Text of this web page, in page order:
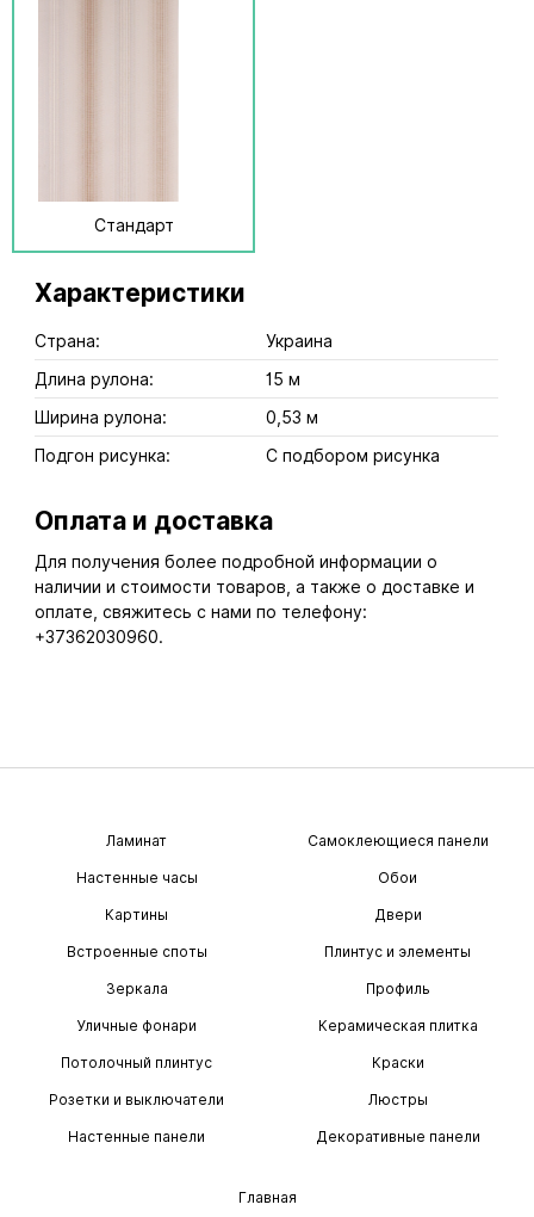
Стандарт
Характеристики
Страна:
Украина
Длина рулона:
15 м
Ширина рулона:
0,53 м
Подгон рисунка:
С подбором рисунка
Оплата и доставка
Для получения более подробной информации о
наличии и стоимости товаров, а также о доставке и
оплате, свяжитесь с нами по телефону:
+37362030960.
Ламинат
Настенные часы
Картины
Встроенные споты
Зеркала
Уличные фонари
Потолочный плинтус
Розетки и выключатели
Настенные панели
Самоклеющиеся панели
Обои
Двери
Плинтус и элементы
Профиль
Керамическая плитка
Краски
Люстры
Декоративные панели
Главная